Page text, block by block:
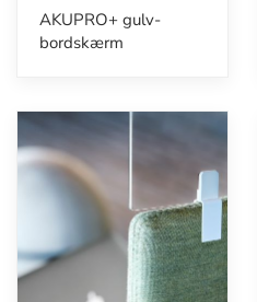
AKUPRO+ gulv-
bordskærm